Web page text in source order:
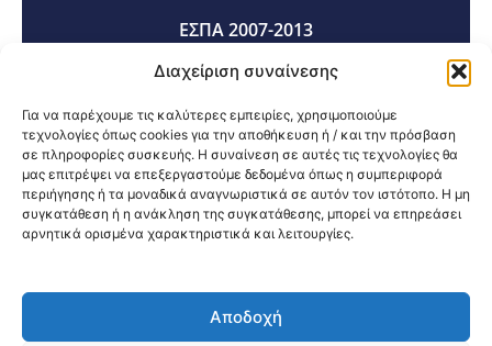
Διαχείριση συναίνεσης
Για να παρέχουμε τις καλύτερες εμπειρίες, χρησιμοποιούμε
τεχνολογίες όπως cookies για την αποθήκευση ή / και την πρόσβαση
σε πληροφορίες συσκευής. Η συναίνεση σε αυτές τις τεχνολογίες θα
μας επιτρέψει να επεξεργαστούμε δεδομένα όπως η συμπεριφορά
περιήγησης ή τα μοναδικά αναγνωριστικά σε αυτόν τον ιστότοπο. Η μη
συγκατάθεση ή η ανάκληση της συγκατάθεσης, μπορεί να επηρεάσει
αρνητικά ορισμένα χαρακτηριστικά και λειτουργίες.
Αποδοχή
ΕΣΠΑ 2007-2013
ΕΣΠΑ 2014-2020
ΕΣΠΑ 2021-2027
@2026 3ype.gr All rights reserved